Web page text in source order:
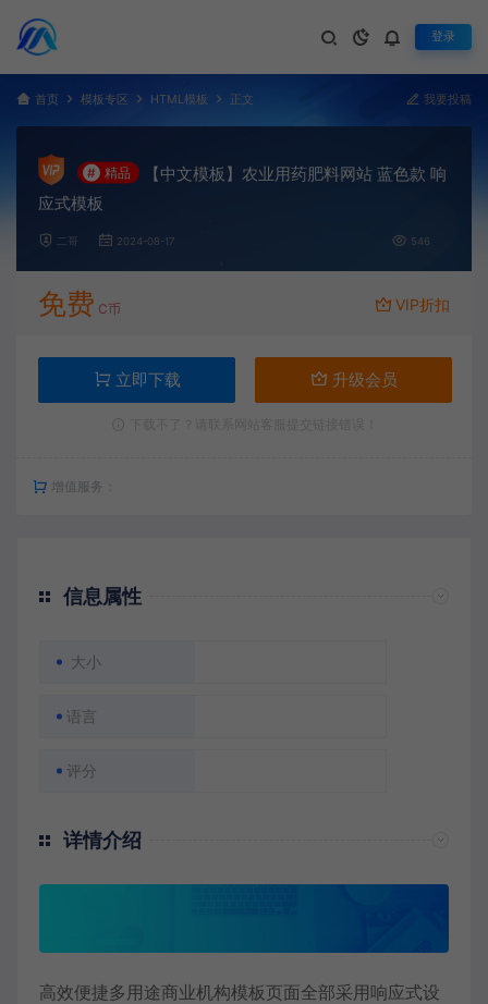
登录
首页 模板专区 HTML模板 正文 我要投稿
# 精品
【中文模板】农业用药肥料网站 蓝色款 响
应式模板
二哥 2024-08-17 546
免费 C币 VIP折扣
立即下载 升级会员
增值服务：
信息属性
大小
语言
评分
详情介绍
高效便捷多用途商业机构模板页面全部采用响应式设